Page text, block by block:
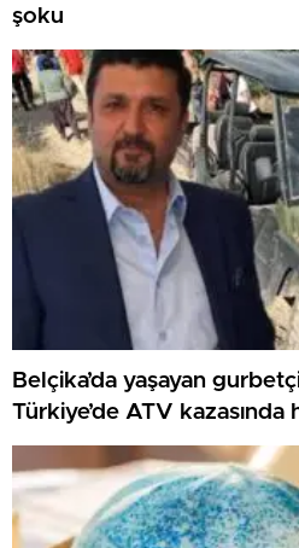
şoku
Belçika’da yaşayan
Türkiye’de ATV kazasında